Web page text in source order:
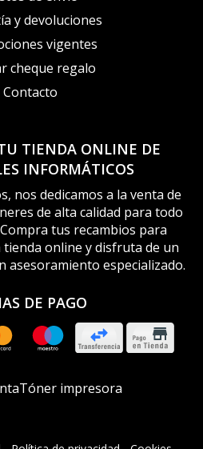
TIENDA ONLINE DE
INFORMÁTICOS
nos dedicamos a la venta de
de alta calidad para todo
tus recambios para
online y disfruta de un
asesoramiento especializado.
DE PAGO
y devoluciones
vigentes
cheque regalo
Contacto
Tóner impresora